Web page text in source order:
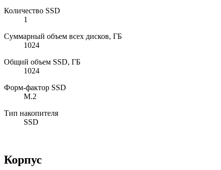
Количество SSD
1
Суммарный объем всех дисков, ГБ
1024
Общий объем SSD, ГБ
1024
Форм-фактор SSD
M.2
Тип накопителя
SSD
Корпус